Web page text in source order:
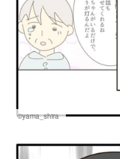
©yama_shira